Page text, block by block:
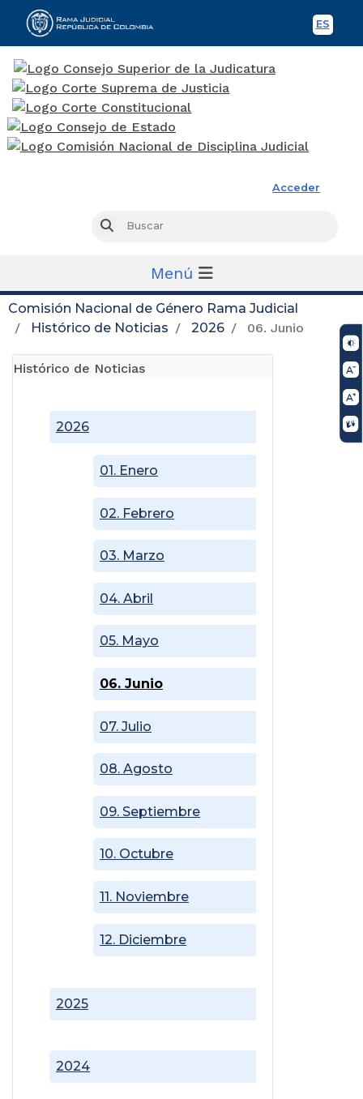
ES
Acceder
Buscar
Menú
Comisión Nacional de Género Rama Judicial
Histórico de Noticias
2026 06. Junio
Histórico de Noticias
2024
2025
2026
01. Enero
02. Febrero
03. Marzo
04. Abril
05. Mayo
06. Junio
07. Julio
08. Agosto
09. Septiembre
10. Octubre
11. Noviembre
12. Diciembre